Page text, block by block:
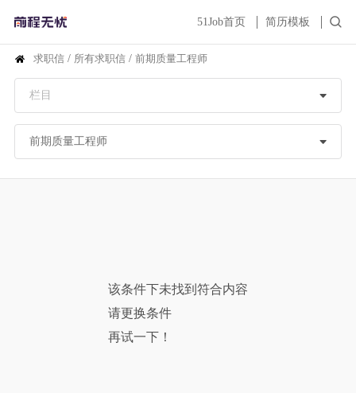
51Job首页 简历模板
求职信 / 所有求职信 / 前期质量工程师
该条件下未找到符合内容
请更换条件
再试一下！